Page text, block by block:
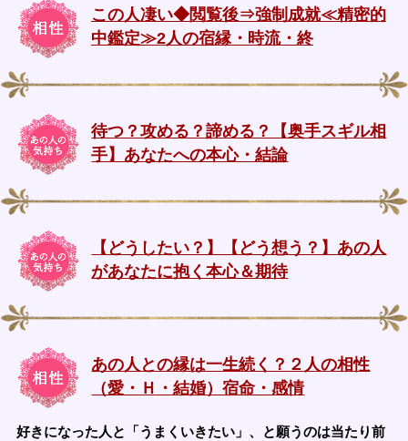
この人凄い◆閲覧後⇒強制成就≪精密的
中鑑定≫2人の宿縁・時流・終
待つ？攻める？諦める？【奥手スギル相
手】あなたへの本心・結論
【どうしたい？】【どう想う？】あの人
があなたに抱く本心＆期待
あの人との縁は一生続く？２人の相性
（愛・Ｈ・結婚）宿命・感情
好きになった人と「うまくいきたい」、と願うのは当たり前